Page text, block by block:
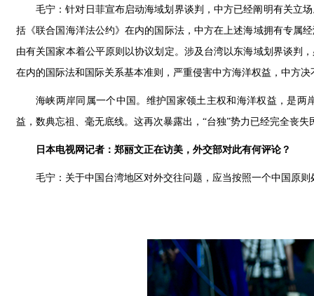
毛宁：针对日菲宣布启动海域划界谈判，中方已经阐明有关立
括《联合国海洋法公约》在内的国际法，中方在上述海域拥有专属
由有关国家本着公平原则以协议划定。涉及台湾以东海域划界谈判
在内的国际法和国际关系基本准则，严重侵害中方海洋权益，中方决
海峡两岸同属一个中国。维护国家领土主权和海洋权益，是
益，数典忘祖、毫无底线。这再次暴露出，“台独”势力已经完全丧
日本电视网记者：郑丽文正在访美，外交部对此有何评论？
毛宁：关于中国台湾地区对外交往问题，应当按照一个中国原则